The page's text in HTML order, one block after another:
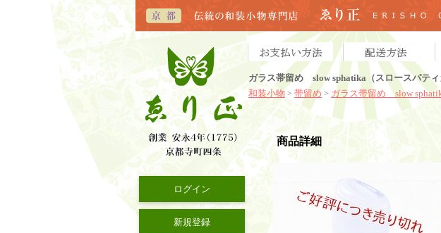
ガラス帯留め slow sphatika（スロースパテ
和装小物 > 帯留め > ガラス帯留め slow
ログイン
新規登録
商品詳細